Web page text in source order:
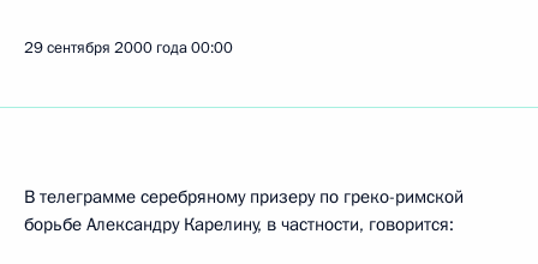
29 сентября 2000 года00:00
В телеграмме серебряному призеру по греко-римской
борьбе Александру Карелину, в частности, говорится: